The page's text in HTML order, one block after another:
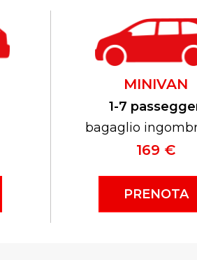
MINIVAN
1-7
bagaglio
169 €
PRENOTA